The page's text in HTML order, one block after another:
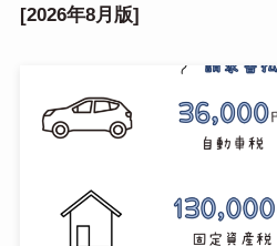
[2026年8月版]